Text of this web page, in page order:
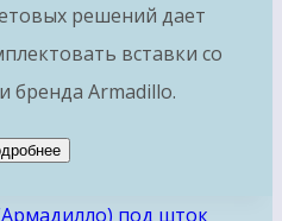
решений дает
вставки со
бренда Armadillo.